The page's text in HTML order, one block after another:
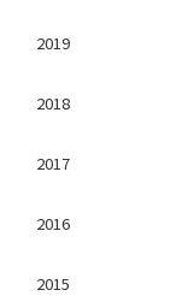
2019
2018
2017
2016
2015